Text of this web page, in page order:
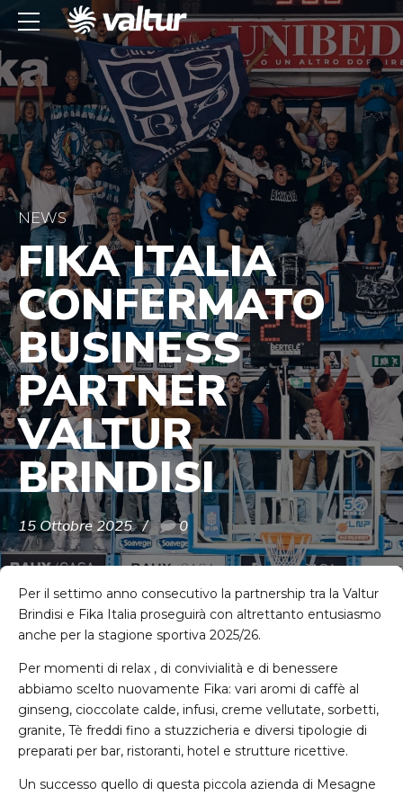
NEWS
FIKA ITALIA
CONFERMATO
BUSINESS
PARTNER
VALTUR
BRINDISI
15 Ottobre 2025 0
Per il settimo anno consecutivo la partnership tra la Valtur
Brindisi e Fika Italia proseguirà con altrettanto entusiasmo
anche per la stagione sportiva 2025/26.
Per momenti di relax , di convivialità e di benessere
abbiamo scelto nuovamente Fika: vari aromi di caffè al
ginseng, cioccolate calde, infusi, creme vellutate, sorbetti,
granite, Tè freddi fino a stuzzicheria e diversi tipologie di
preparati per bar, ristoranti, hotel e strutture ricettive.
Un successo quello di questa piccola azienda di Mesagne